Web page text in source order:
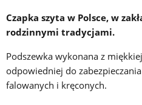
Czapka szyta w Polsce, w
rodzinnymi tradycjami.
Podszewka wykonana z
odpowiedniej do
falowanych i kręconych.